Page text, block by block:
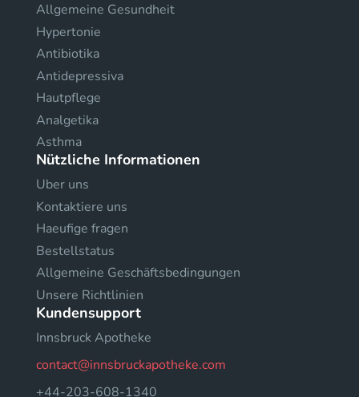
Allgemeine Gesundheit
Hypertonie
Antibiotika
Antidepressiva
Hautpflege
Analgetika
Asthma
Nützliche Informationen
Uber uns
Kontaktiere uns
Haeufige fragen
Bestellstatus
Allgemeine Geschäftsbedingungen
Unsere Richtlinien
Kundensupport
Innsbruck Apotheke
contact@innsbruckapotheke.com
+44-203-608-1340